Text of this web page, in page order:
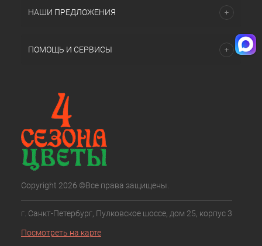
НАШИ ПРЕДЛОЖЕНИЯ
ПОМОЩЬ И СЕРВИСЫ
Copyright 2026 ©Все права защищены.
г. Санкт-Петербург, Пулковское шоссе, дом 25, корпус 3
Посмотреть на карте